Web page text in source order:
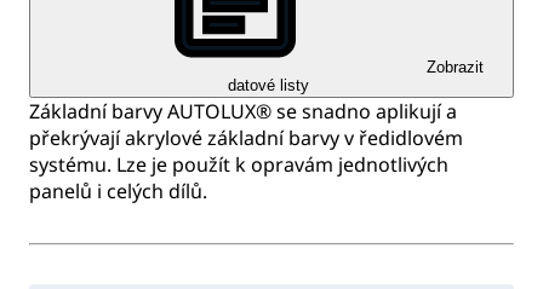
Zobrazit
datové listy
Základní barvy AUTOLUX® se snadno aplikují a
překrývají akrylové základní barvy v ředidlovém
systému. Lze je použít k opravám jednotlivých
panelů i celých dílů.